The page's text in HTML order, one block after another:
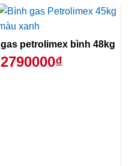
gas petrolimex bình 48kg
2790000₫